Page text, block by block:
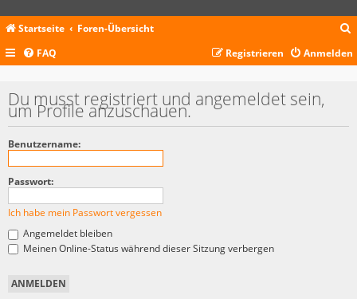
Startseite Foren-Übersicht
c
FAQ Anmelden
Registrieren
Du musst registriert und angemeldet sein,
um Profile anzuschauen.
Benutzername:
Passwort:
Ich habe mein Passwort vergessen
Angemeldet bleiben
Meinen Online-Status während dieser Sitzung verbergen